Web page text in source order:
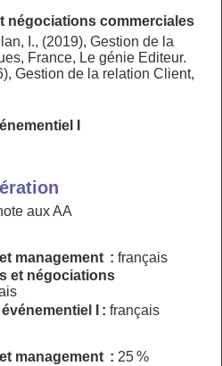
négociations commerciales
I., (2019), Gestion de la
France, Le génie Editeur.
Gestion de la relation Client,
I
aux AA
management :français
et négociations
I :français
management : 25 %